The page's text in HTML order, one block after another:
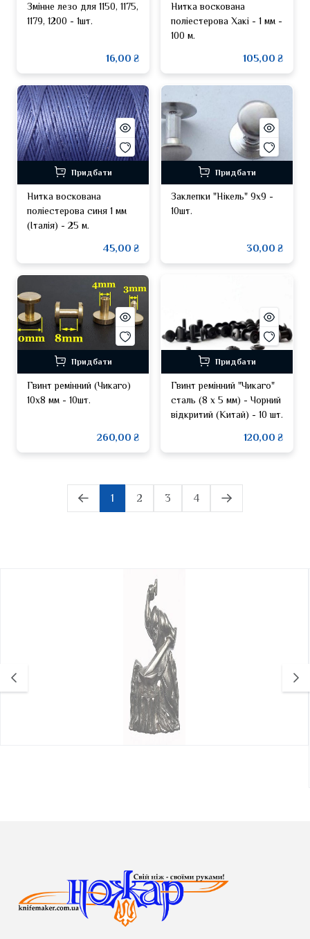
Змінне лезо для 1150, 1175,
1179, 1200 - 1шт.
16,00 ₴
Нитка воскована
поліестерова Хакі - 1 мм -
100 м.
105,00 ₴
Придбати
Нитка воскована
поліестерова синя 1 мм
(Італія) - 25 м.
45,00 ₴
Придбати
Заклепки "Нікель" 9х9 -
10шт.
30,00 ₴
Придбати
Гвинт ремінний (Чикаго)
10х8 мм - 10шт.
260,00 ₴
Придбати
Гвинт ремінний "Чикаго"
сталь (8 х 5 мм) - Чорний
відкритий (Китай) - 10 шт.
120,00 ₴
1 2 3 4